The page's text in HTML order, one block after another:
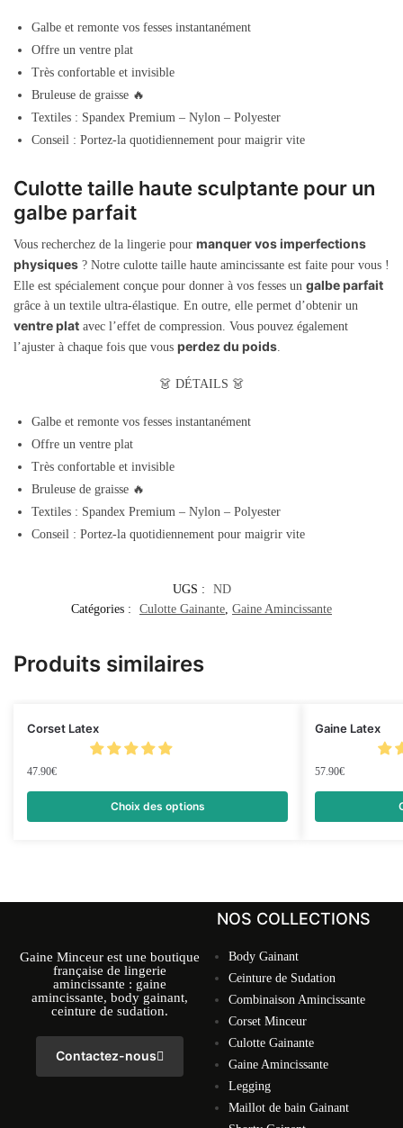
Galbe et remonte vos fesses instantanément
Offre un ventre plat
Très confortable et invisible
Bruleuse de graisse 🔥
Textiles : Spandex Premium – Nylon – Polyester
Conseil : Portez-la quotidiennement pour maigrir vite
Culotte taille haute sculptante pour un
galbe parfait
Vous recherchez de la lingerie pour manquer vos imperfections
physiques ? Notre culotte taille haute amincissante est faite pour vous !
Elle est spécialement conçue pour donner à vos fesses un galbe parfait
grâce à un textile ultra-élastique. En outre, elle permet d’obtenir un
ventre plat avec l’effet de compression. Vous pouvez également
l’ajuster à chaque fois que vous perdez du poids
👗 DÉTAILS 👗
Galbe et remonte vos fesses instantanément
Offre un ventre plat
Très confortable et invisible
Bruleuse de graisse 🔥
Textiles : Spandex Premium – Nylon – Polyester
Conseil : Portez-la quotidiennement pour maigrir vite
UGS :
ND
Catégories :
Culotte Gainante, Gaine Amincissante
Produits similaires
Corset Latex
47.90€
Choix des options
Gaine Latex
57.90€
Gaine Minceur est une boutique
française de lingerie
amincissante : gaine
amincissante, body gainant,
ceinture de sudation.
Contactez-nous
NOS COLLECTIONS
Body Gainant
Ceinture de Sudation
Combinaison Amincissante
Corset Minceur
Culotte Gainante
Gaine Amincissante
Legging
Maillot de bain Gainant